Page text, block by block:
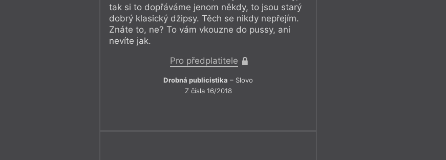
tak si to dopřáváme jenom někdy, to jsou starý
dobrý klasický džipsy. Těch se nikdy nepřejím.
Znáte to, ne? To vám vkouzne do pussy, ani
nevíte jak.
Pro předplatitele
Drobná publicistika – Slovo
Z čísla 16/2018